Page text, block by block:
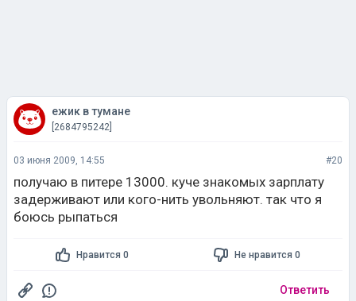
ежик в тумане
[2684795242]
03 июня 2009, 14:55 #20
получаю в питере 13000. куче знакомых зарплату
задерживают или кого-нить увольняют. так что я
боюсь рыпаться
Нравится 0 Не нравится 0
Ответить